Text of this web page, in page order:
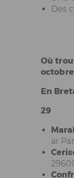
Des
Où
En
29
ar